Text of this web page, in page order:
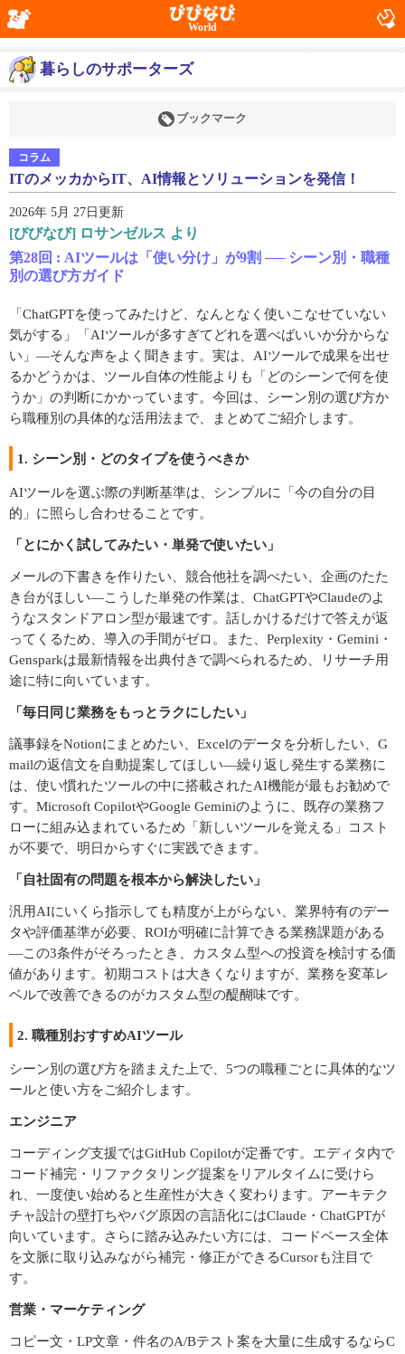
World
暮らしのサポーターズ
ブックマーク
コラム
ITのメッカからIT、AI情報とソリューションを発信！
2026年 5月 27日更新
[びびなび] ロサンゼルス より
第28回 : AIツールは「使い分け」が9割 ── シーン別・職種
別の選び方ガイド
「ChatGPTを使ってみたけど、なんとなく使いこなせていない
気がする」「AIツールが多すぎてどれを選べばいいか分からな
い」―そんな声をよく聞きます。実は、AIツールで成果を出せ
るかどうかは、ツール自体の性能よりも「どのシーンで何を使
うか」の判断にかかっています。今回は、シーン別の選び方か
ら職種別の具体的な活用法まで、まとめてご紹介します。
1. シーン別・どのタイプを使うべきか
AIツールを選ぶ際の判断基準は、シンプルに「今の自分の目
的」に照らし合わせることです。
「とにかく試してみたい・単発で使いたい」
メールの下書きを作りたい、競合他社を調べたい、企画のたた
き台がほしい―こうした単発の作業は、ChatGPTやClaudeのよ
うなスタンドアロン型が最速です。話しかけるだけで答えが返
ってくるため、導入の手間がゼロ。また、Perplexity・Gemini・
Gensparkは最新情報を出典付きで調べられるため、リサーチ用
途に特に向いています。
「毎日同じ業務をもっとラクにしたい」
議事録をNotionにまとめたい、Excelのデータを分析したい、G
mailの返信文を自動提案してほしい―繰り返し発生する業務に
は、使い慣れたツールの中に搭載されたAI機能が最もお勧めで
す。Microsoft CopilotやGoogle Geminiのように、既存の業務フ
ローに組み込まれているため「新しいツールを覚える」コスト
が不要で、明日からすぐに実践できます。
「自社固有の問題を根本から解決したい」
汎用AIにいくら指示しても精度が上がらない、業界特有のデー
タや評価基準が必要、ROIが明確に計算できる業務課題がある
―この3条件がそろったとき、カスタム型への投資を検討する価
値があります。初期コストは大きくなりますが、業務を変革レ
ベルで改善できるのがカスタム型の醍醐味です。
2. 職種別おすすめAIツール
シーン別の選び方を踏まえた上で、5つの職種ごとに具体的なツ
ールと使い方をご紹介します。
エンジニア
コーディング支援ではGitHub Copilotが定番です。エディタ内で
コード補完・リファクタリング提案をリアルタイムに受けら
れ、一度使い始めると生産性が大きく変わります。アーキテク
チャ設計の壁打ちやバグ原因の言語化にはClaude・ChatGPTが
向いています。さらに踏み込みたい方には、コードベース全体
を文脈に取り込みながら補完・修正ができるCursorも注目で
す。
営業・マーケティング
コピー文・LP文章・件名のA/Bテスト案を大量に生成するならC